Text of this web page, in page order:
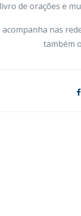
de orações e
acompanha nas
também